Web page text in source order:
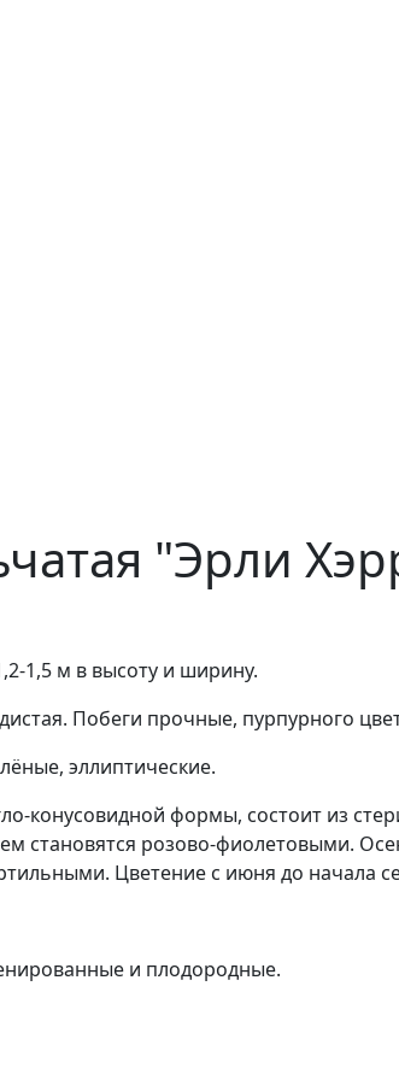
"Эрли
1,5 м в высоту и ширину.
Побеги прочные, пурпурного
эллиптические.
конусовидной формы, состоит из
становятся розово-фиолетовыми.
Цветение с июня до начала
и плодородные.